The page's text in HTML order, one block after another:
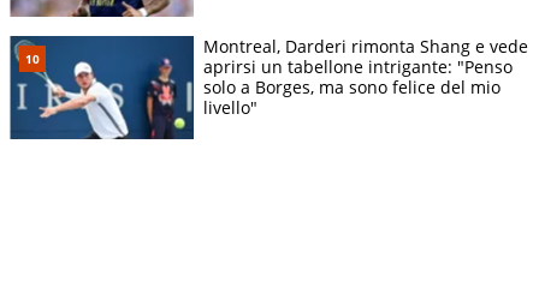
Montreal, Darderi rimonta Shang e vede
aprirsi un tabellone intrigante: "Penso
solo a Borges, ma sono felice del mio
livello"